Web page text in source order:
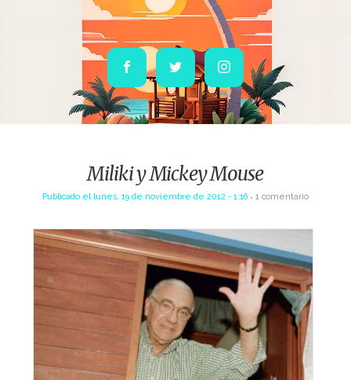
Facebook Twitter Instagram
Miliki y Mickey Mouse
Publicado el lunes, 19 de noviembre de 2012 - 1:16 1 comentario